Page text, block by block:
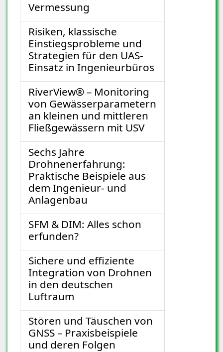
Vermessung
Risiken, klassische
Einstiegsprobleme und
Strategien für den UAS-
Einsatz in Ingenieurbüros
RiverView® – Monitoring
von Gewässerparametern
an kleinen und mittleren
Fließgewässern mit USV
Sechs Jahre
Drohnenerfahrung:
Praktische Beispiele aus
dem Ingenieur- und
Anlagenbau
SFM & DIM: Alles schon
erfunden?
Sichere und effiziente
Integration von Drohnen
in den deutschen
Luftraum
Stören und Täuschen von
GNSS – Praxisbeispiele
und deren Folgen